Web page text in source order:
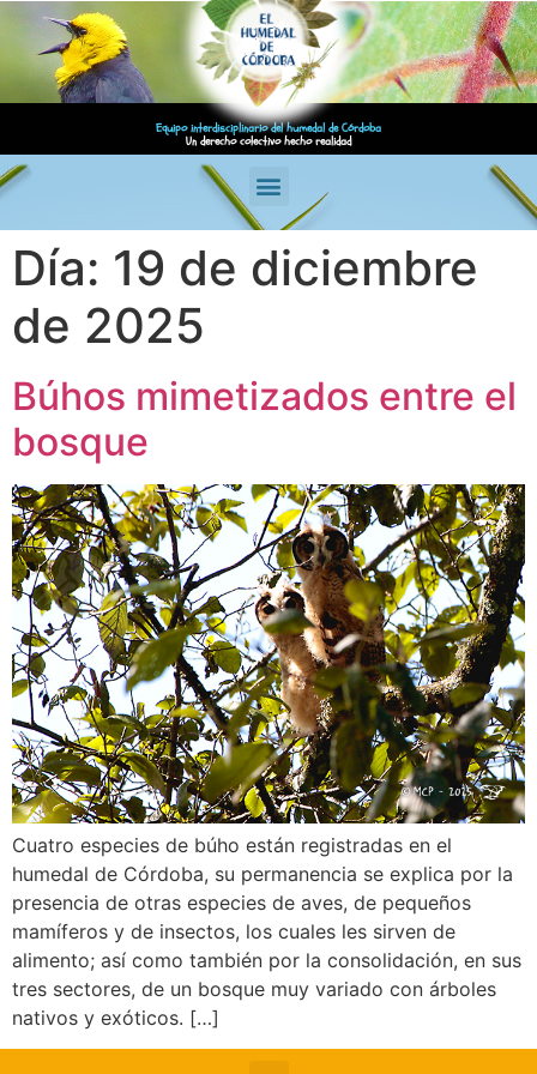
Equipo interdisciplinario del humedal de Córdoba
Un derecho colectivo hecho realidad
Día: 19 de diciembre
de 2025
Búhos mimetizados entre el
bosque
Cuatro especies de búho están registradas en el
humedal de Córdoba, su permanencia se explica por la
presencia de otras especies de aves, de pequeños
mamíferos y de insectos, los cuales les sirven de
alimento; así como también por la consolidación, en sus
tres sectores, de un bosque muy variado con árboles
nativos y exóticos. […]